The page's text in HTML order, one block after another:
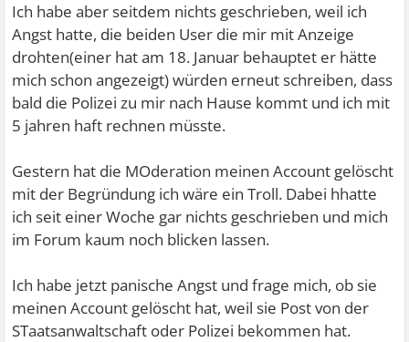
Ich habe aber seitdem nichts geschrieben, weil ich
Angst hatte, die beiden User die mir mit Anzeige
drohten(einer hat am 18. Januar behauptet er hätte
mich schon angezeigt) würden erneut schreiben, dass
bald die Polizei zu mir nach Hause kommt und ich mit
5 jahren haft rechnen müsste.
Gestern hat die MOderation meinen Account gelöscht
mit der Begründung ich wäre ein Troll. Dabei hhatte
ich seit einer Woche gar nichts geschrieben und mich
im Forum kaum noch blicken lassen.
Ich habe jetzt panische Angst und frage mich, ob sie
meinen Account gelöscht hat, weil sie Post von der
STaatsanwaltschaft oder Polizei bekommen hat.